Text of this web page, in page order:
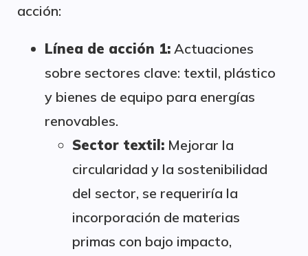
acción:
Línea de acción 1: Actuaciones
sobre sectores clave: textil, plástico
y bienes de equipo para energías
renovables.
Sector textil: Mejorar la
circularidad y la sostenibilidad
del sector, se requeriría la
incorporación de materias
primas con bajo impacto,